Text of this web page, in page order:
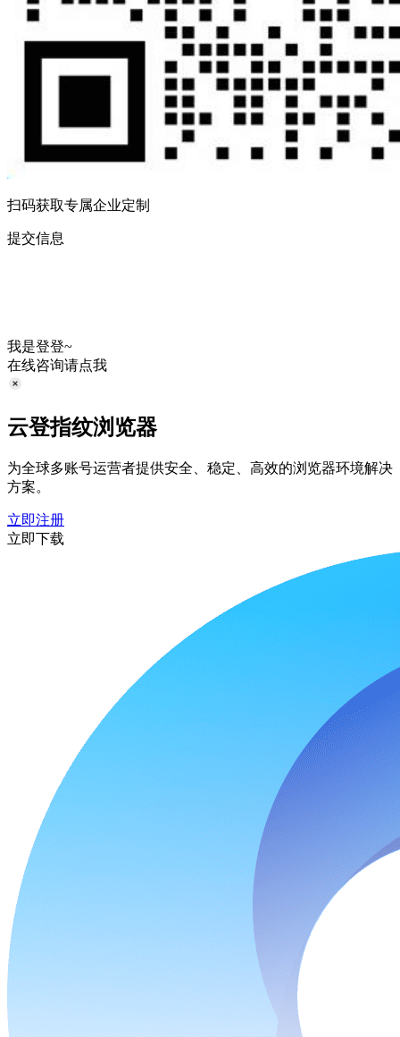
扫码获取专属企业定制
提交信息
我是登登~
在线咨询请点我
云登指纹浏览器
为全球多账号运营者提供安全、稳定、高效的浏览器环境解决
方案。
立即注册
立即下载